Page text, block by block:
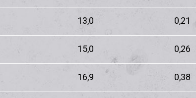
13,0 0,21
15,0 0,26
16,9 0,38